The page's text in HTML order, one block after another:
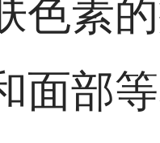
色素
面部